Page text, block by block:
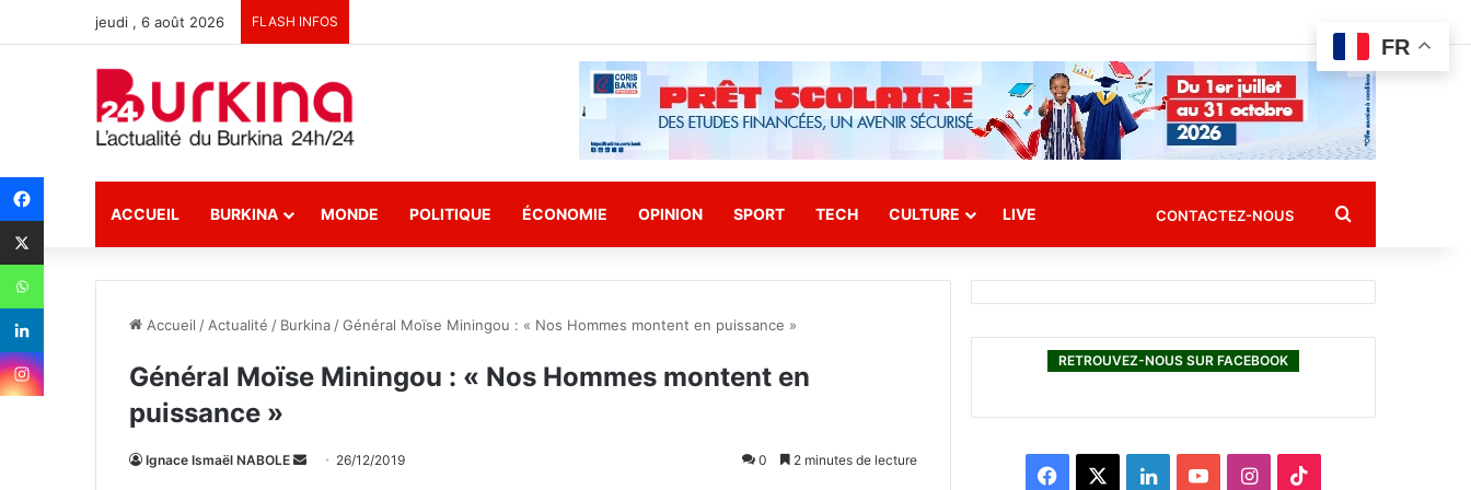
jeudi , 6 août 2026 FLASH INFOS
ACCUEIL BURKINA MONDE POLITIQUE ÉCONOMIE OPINION SPORT TECH CULTURE LIVE CONTACTEZ-NOUS Rechercher
Accueil / Actualité / Burkina /Général Moïse Miningou : « Nos Hommes montent en puissance »
Général Moïse Miningou : « Nos Hommes montent en
puissance »
Ignace Ismaël NABOLE 26/12/2019 0 2 minutes de lecture
RETROUVEZ-NOUS SUR FACEBOOK
L
I
FR